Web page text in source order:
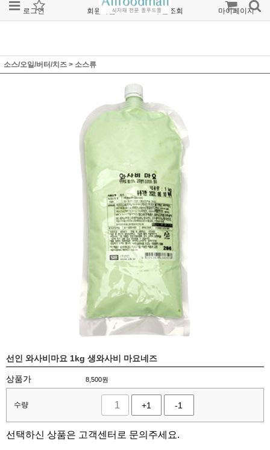
로그인 회원가입 주문조회 마이페이지
소스/오일/버터/치즈 > 소스류
선인 와사비마요 1kg 생와사비 마요네즈
상품가 8,500원
수량 +1 -1
선택하신 상품은 고객센터로 문의주세요.